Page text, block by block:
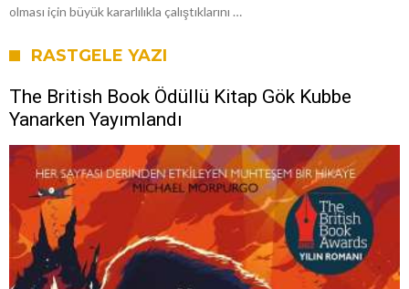
olması için büyük kararlılıkla çalıştıklarını …
RASTGELE YAZI
The British Book Ödüllü Kitap Gök Kubbe
Yanarken Yayımlandı